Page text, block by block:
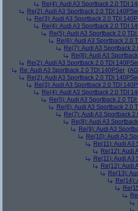
Re(4): Audi A3 Sportback 2.0 TDI
Re(2): Audi A3 Sportback 2.0 TDI
Re(3): Audi A3 Sportback 2.0 TDI
Re(4): Audi A3 Sportback 2.0 TDI
Re(5): Audi A3 Sportback 2.0
Re(6): Audi A3 Sportback 2.0
Re(7): Audi A3 Sportback
Re(8): Audi A3
Re(2): Audi A3 Sportback 2.0 TDI
Re: Audi A3 Sportback 2.0 TDI 140PSer (
Re(2): Audi A3 Sportback 2.0 TDI
Re(3): Audi A3 Sportback 2.0 TDI
Re(4): Audi A3 Sportback 2.0 TDI
Re(5): Audi A3 Sportback 2.0
Re(6): Audi A3 Sportback 2.0
Re(7): Audi A3 Sportback
Re(8): Audi A3
Re(9): Audi A3
Re(10): Audi A3
Re(11): Audi A3
Re(12): Audi
Re(11): Audi A3
Re(12): Audi
Re(13):
Re(14):